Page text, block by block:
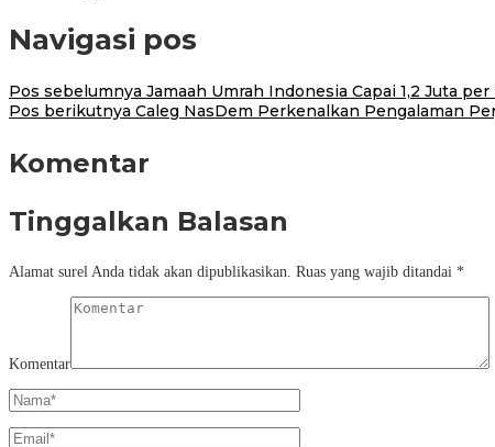
Navigasi pos
Pos sebelumnya Jamaah Umrah Indonesia Capai 1,2 Juta
Pos berikutnya Caleg NasDem Perkenalkan Pengalaman
Komentar
Tinggalkan Balasan
Alamat surel Anda tidak akan dipublikasikan. Ruas yang wajib ditandai *
Komentar